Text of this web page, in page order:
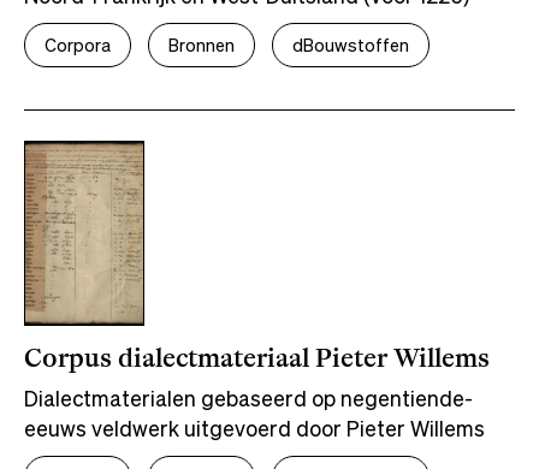
Corpora Bronnen dBouwstoffen
Corpus dialectmateriaal Pieter Willems
Dialectmaterialen gebaseerd op negentiende-
eeuws veldwerk uitgevoerd door Pieter Willems